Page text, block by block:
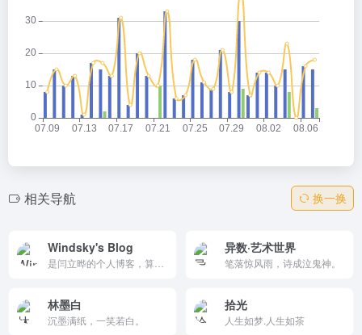
相关导航 换一换
Windsky's Blog 异数·艺术世界
笔落惊风雨，诗成泣鬼神。
林墨白
沉墨满纸，一笑若白。
拾光
人生如梦.人生如茶